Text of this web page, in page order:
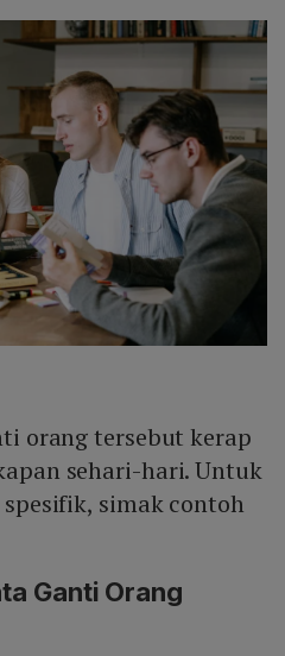
orang tersebut kerap
sehari-hari. Untuk
simak contoh
Ganti Orang